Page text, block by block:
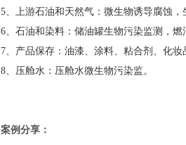
5、上游石油和天然气：微生物诱导腐蚀，
6、石油和染料：储油罐生物污染监测，燃
7、产品保存：油漆、涂料、粘合剂、化妆
8、压舱水：压舱水微生物污染监。
案例分享：